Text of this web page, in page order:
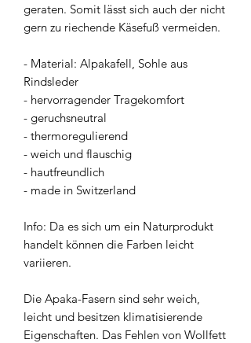
geraten. Somit lässt sich auch der nicht
gern zu riechende Käsefuß vermeiden.
- Material: Alpakafell, Sohle aus
Rindsleder
- hervorragender Tragekomfort
- geruchsneutral
- thermoregulierend
- weich und flauschig
- hautfreundlich
- made in Switzerland
Info: Da es sich um ein Naturprodukt
handelt können die Farben leicht
variieren.
Die Apaka-Fasern sind sehr weich,
leicht und besitzen klimatisierende
Eigenschaften. Das Fehlen von Wollfett